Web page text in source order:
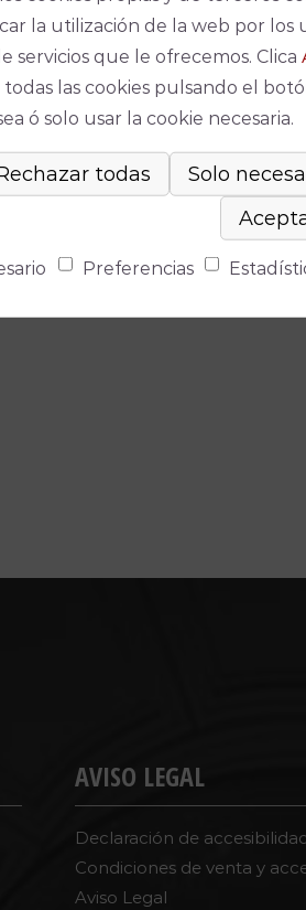
AVISO LEGAL
Declaración de
Condiciones de venta y
Aviso Legal
la utilización de la web por los
servicios que le ofrecemos. Clica
las cookies pulsando el
ó solo usar la cookie necesaria.
Preferencias